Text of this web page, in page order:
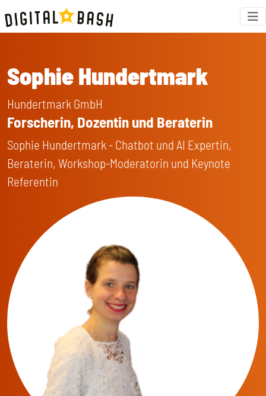
Sophie Hundertmark
Hundertmark GmbH
Forscherin, Dozentin und Beraterin
Sophie Hundertmark - Chatbot und AI Expertin,
Beraterin, Workshop-Moderatorin und Keynote
Referentin